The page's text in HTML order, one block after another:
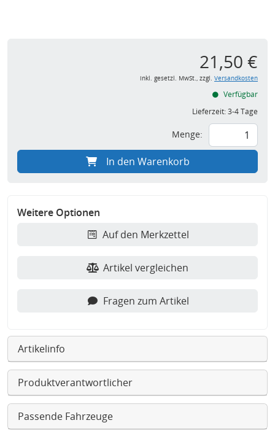
21,50 €
inkl. gesetzl. MwSt., zzgl. Versandkosten
Verfügbar
Lieferzeit:3-4 Tage
Menge:
In den Warenkorb
Weitere Optionen
Auf den Merkzettel
Artikel vergleichen
Fragen zum Artikel
Artikelinfo
Produktverantwortlicher
Passende Fahrzeuge